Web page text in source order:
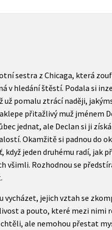
sestra z Chicaga, která
v hledání štěstí. Podala si
už pomalu ztrácí naději,
přitažlivý muž jménem
jednat, ale Declan si ji
Okamžitě si padnou do
jeden druhému radí, jak
všimli. Rozhodnou se
vycházet, jejich vztah se
a pouto, které mezi nimi
ale nemohou přestat